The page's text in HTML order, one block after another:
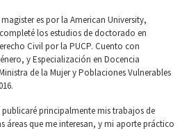
es por la American University,
los estudios de doctorado en
Civil por la PUCP. Cuento con
y Especialización en Docencia
de la Mujer y Poblaciones Vulnerables
principalmente mis trabajos de
áreas que me interesan, y mi aporte práctico